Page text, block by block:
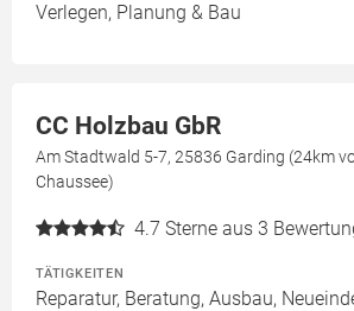
Verlegen, Planung & Bau
CC Holzbau GbR
Am Stadtwald 5-7, 25836 Garding (24km
Chaussee)
4.7 Sterne aus 3
TÄTIGKEITEN
Reparatur, Beratung, Ausbau,